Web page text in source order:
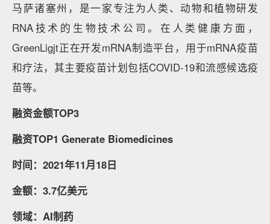
马萨诸塞州，是一家专注为人类、动物和植物研发
RNA技术的生物技术公司。在人类健康方面，
GreenLigjt正在开发mRNA制造平台，用于mRNA疫苗
和疗法，其主要疫苗计划包括COVID-19和流感候选疫
苗等。
融资金额TOP3
融资TOP1 Generate Biomedicines
时间：2021年11月18日
金额：3.7亿美元
领域：AI制药